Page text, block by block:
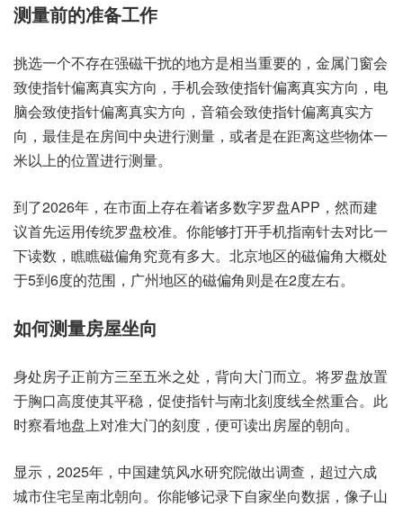
测量前的准备工作
挑选一个不存在强磁干扰的地方是相当重要的，金属门窗会
致使指针偏离真实方向，手机会致使指针偏离真实方向，电
脑会致使指针偏离真实方向，音箱会致使指针偏离真实方
向，最佳是在房间中央进行测量，或者是在距离这些物体一
米以上的位置进行测量。
到了2026年，在市面上存在着诸多数字罗盘APP，然而建
议首先运用传统罗盘校准。你能够打开手机指南针去对比一
下读数，瞧瞧磁偏角究竟有多大。北京地区的磁偏角大概处
于5到6度的范围，广州地区的磁偏角则是在2度左右。
如何测量房屋坐向
身处房子正前方三至五米之处，背向大门而立。将罗盘放置
于胸口高度使其平稳，促使指针与南北刻度线全然重合。此
时察看地盘上对准大门的刻度，便可读出房屋的朝向。
显示，2025年，中国建筑风水研究院做出调查，超过六成
城市住宅呈南北朝向。你能够记录下自家坐向数据，像子山